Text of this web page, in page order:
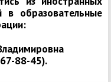
в образовательные
88-45).